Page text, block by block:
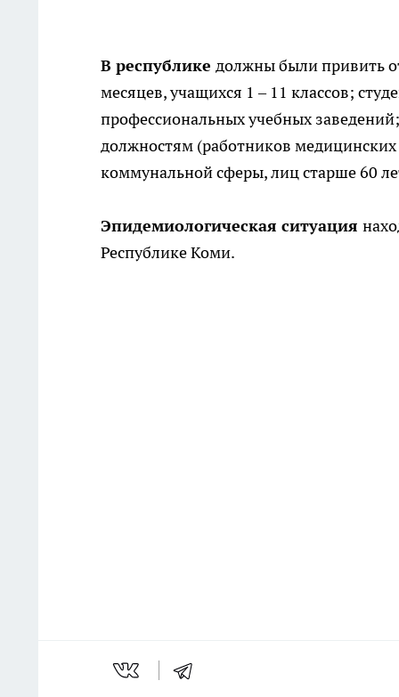
В республике должны были привить
месяцев, учащихся 1 – 11 классов;
профессиональных учебных
должностям (работников
коммунальной сферы, лиц старше 60
Эпидемиологическая ситуация
Республике Коми.